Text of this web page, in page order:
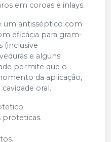
em coroas e inlays.
um antisséptico com
eficácia para gram-
(inclusive
e alguns
permite que o
da aplicação,
oral.
proteticas.